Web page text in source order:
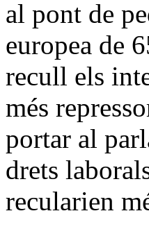
al pont de
europea de
recull els
més
portar al
drets
recularien